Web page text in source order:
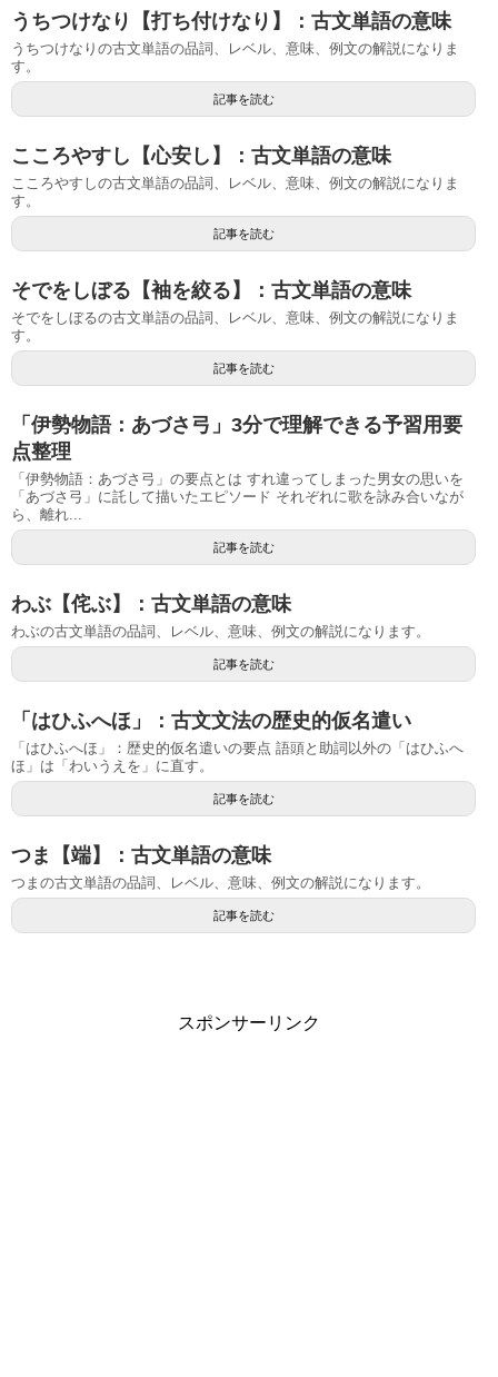
うちつけなり【打ち付けなり】：古文単語の意味
うちつけなりの古文単語の品詞、レベル、意味、例文の解説になりま
す。
記事を読む
こころやすし【心安し】：古文単語の意味
こころやすしの古文単語の品詞、レベル、意味、例文の解説になりま
す。
記事を読む
そでをしぼる【袖を絞る】：古文単語の意味
そでをしぼるの古文単語の品詞、レベル、意味、例文の解説になりま
す。
記事を読む
「伊勢物語：あづさ弓」3分で理解できる予習用要
点整理
「伊勢物語：あづさ弓」の要点とは すれ違ってしまった男女の思いを
「あづさ弓」に託して描いたエピソード それぞれに歌を詠み合いなが
ら、離れ...
記事を読む
わぶ【侘ぶ】：古文単語の意味
わぶの古文単語の品詞、レベル、意味、例文の解説になります。
記事を読む
「はひふへほ」：古文文法の歴史的仮名遣い
「はひふへほ」：歴史的仮名遣いの要点 語頭と助詞以外の「はひふへ
ほ」は「わいうえを」に直す。
記事を読む
つま【端】：古文単語の意味
つまの古文単語の品詞、レベル、意味、例文の解説になります。
記事を読む
スポンサーリンク